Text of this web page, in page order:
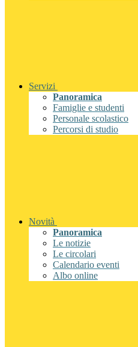
Servizi
Panoramica
Famiglie e studenti
Personale scolastico
Percorsi di studio
Novità
Panoramica
Le notizie
Le circolari
Calendario eventi
Albo online